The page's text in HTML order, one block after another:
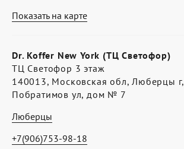
Показать на карте
Dr. Koffer New York (ТЦ Светофор)
ТЦ Светофор 3 этаж
140013, Московская обл, Люберцы г,
Побратимов ул, дом № 7
Люберцы
+7(906)753-98-18